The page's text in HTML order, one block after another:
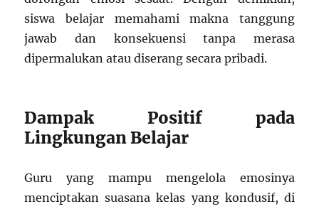
siswa belajar memahami makna tanggung
jawab dan konsekuensi tanpa merasa
dipermalukan atau diserang secara pribadi.
Dampak Positif pada
Lingkungan Belajar
Guru yang mampu mengelola emosinya
menciptakan suasana kelas yang kondusif, di